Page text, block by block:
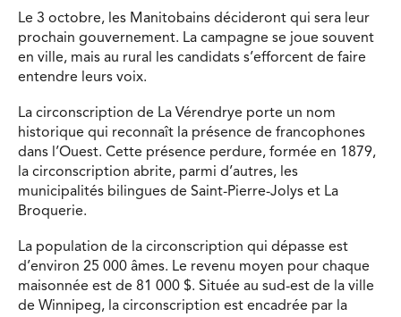
Le 3 octobre, les Manitobains décideront qui sera leur
prochain gouvernement. La campagne se joue souvent
en ville, mais au rural les candidats s’efforcent de faire
entendre leurs voix.
La circonscription de La Vérendrye porte un nom
historique qui reconnaît la présence de francophones
dans l’Ouest. Cette présence perdure, formée en 1879,
la circonscription abrite, parmi d’autres, les
municipalités bilingues de Saint-Pierre-Jolys et La
Broquerie.
La population de la circonscription qui dépasse est
d’environ 25 000 âmes. Le revenu moyen pour chaque
maisonnée est de 81 000 $. Située au sud-est de la ville
de Winnipeg, la circonscription est encadrée par la